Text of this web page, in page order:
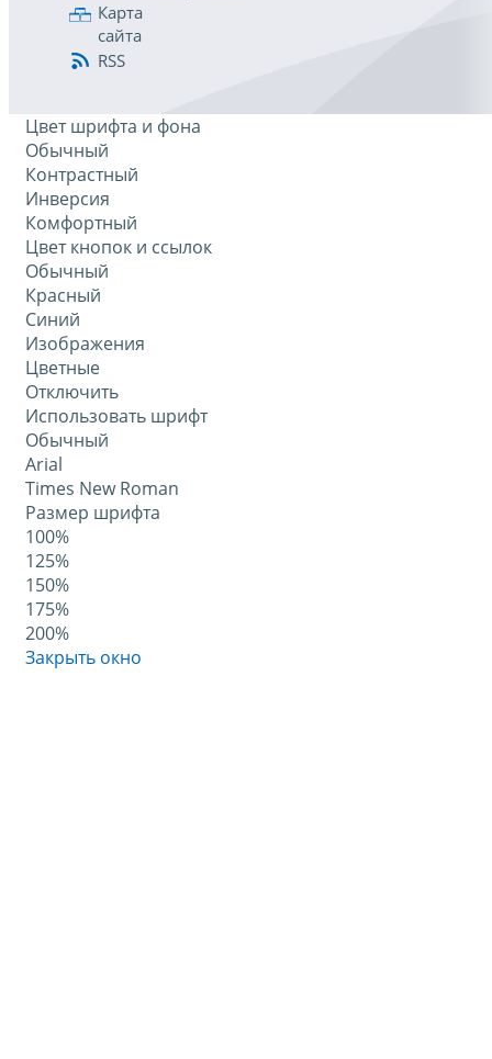
Карта
сайта
RSS
Цвет шрифта и фона
Обычный
Контрастный
Инверсия
Комфортный
Цвет кнопок и ссылок
Обычный
Красный
Синий
Изображения
Цветные
Отключить
Использовать шрифт
Обычный
Arial
Times New Roman
Размер шрифта
100%
125%
150%
175%
200%
Закрыть окно